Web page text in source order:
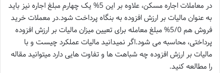
در معاملات اجاره مسکن، علاوه بر این 5% یک چهارم مبلغ اجاره نیز باید
به عنوان مالیات بر ارزش افزوده به بنگاه پرداخت شود.در معملات خرید
فروش هم 5/0% مبلغ معامله برای تعیین میزان مالیات بر ارزش افزوده
پرداختی، محاسبه می شود.اگر نمیدانید مالیات عملکرد چیست و با
مالیات بر ارزش افزوده چه شباهت ها و تفاوت هایی دارد میتوانید مقاله
را مطالعه کنید.